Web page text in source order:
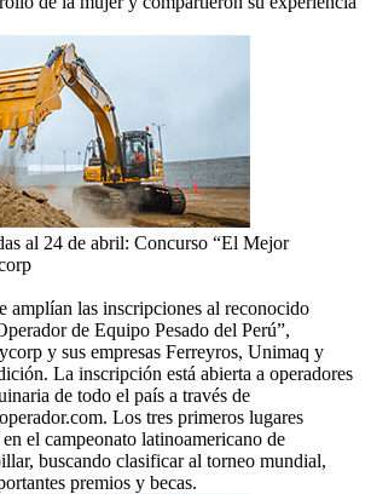
al 24 de abril: Concurso “El Mejor
amplían las inscripciones al reconocido
de Equipo Pesado del Perú”,
y sus empresas Ferreyros, Unimaq y
La inscripción está abierta a operadores
de todo el país a través de
Los tres primeros lugares
el campeonato latinoamericano de
buscando clasificar al torneo mundial,
premios y becas.